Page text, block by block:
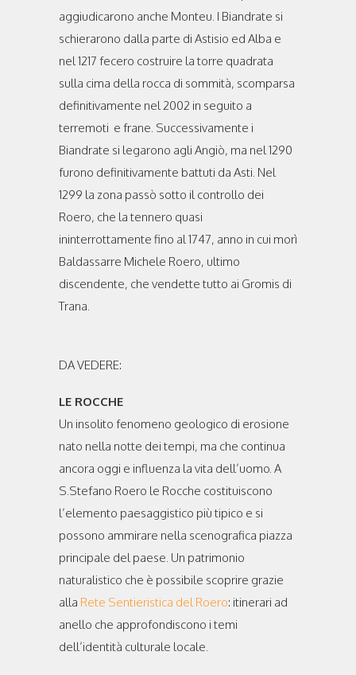
aggiudicarono anche Monteu. I Biandrate si
schierarono dalla parte di Astisio ed Alba e
nel 1217 fecero costruire la torre quadrata
sulla cima della rocca di sommità, scomparsa
definitivamente nel 2002 in seguito a
terremoti e frane. Successivamente i
Biandrate si legarono agli Angiò, ma nel 1290
furono definitivamente battuti da Asti. Nel
1299 la zona passò sotto il controllo dei
Roero, che la tennero quasi
ininterrottamente fino al 1747, anno in cui morì
Baldassarre Michele Roero, ultimo
discendente, che vendette tutto ai Gromis di
Trana.
DA VEDERE:
LE ROCCHE
Un insolito fenomeno geologico di erosione
nato nella notte dei tempi, ma che continua
ancora oggi e influenza la vita dell’uomo. A
S.Stefano Roero le Rocche costituiscono
l’elemento paesaggistico più tipico e si
possono ammirare nella scenografica piazza
principale del paese. Un patrimonio
naturalistico che è possibile scoprire grazie
alla Rete Sentieristica del Roero: itinerari ad
anello che approfondiscono i temi
dell’identità culturale locale.